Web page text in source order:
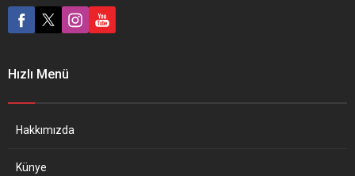
yaptı. “Biz neden ayrıldık?”
başlıklı ortak açıklamada,
bağımsızlığa müdahale
Hızlı Menü
Hakkımızda
Künye